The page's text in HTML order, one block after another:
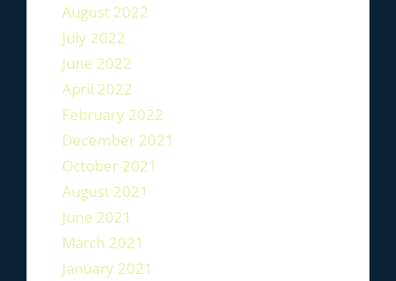
August 2022
July 2022
June 2022
April 2022
February 2022
December 2021
October 2021
August 2021
June 2021
March 2021
January 2021